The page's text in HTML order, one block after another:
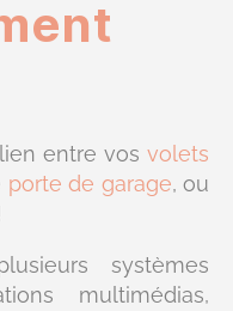
entre vos volets
porte de garage, ou
systèmes
multimédias,